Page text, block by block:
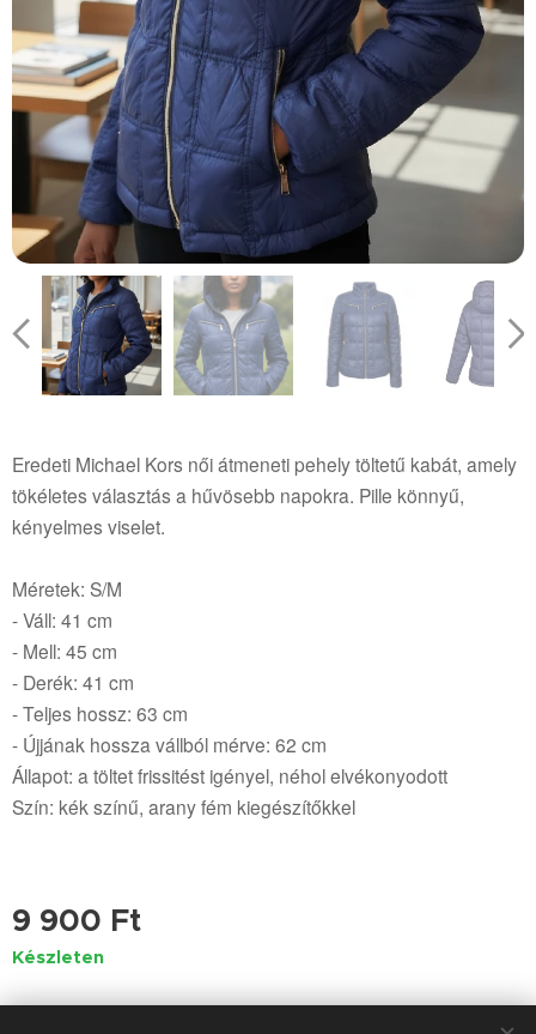
Eredeti Michael Kors női átmeneti pehely töltetű kabát, amely
tökéletes választás a hűvösebb napokra. Pille könnyű,
kényelmes viselet.
Méretek: S/M
- Váll: 41 cm
- Mell: 45 cm
- Derék: 41 cm
- Teljes hossz: 63 cm
- Újjának hossza vállból mérve: 62 cm
Állapot: a töltet frissitést igényel, néhol elvékonyodott
Szín: kék színű, arany fém kiegészítőkkel
9 900 Ft
Készleten